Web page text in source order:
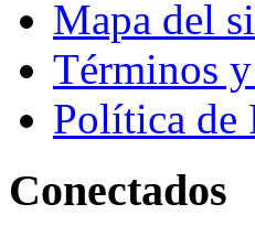
Mapa del
Términos
Política de
Conectados